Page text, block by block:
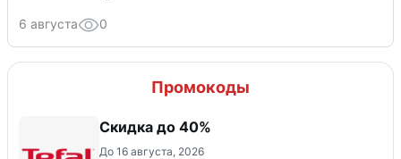
6 августа 0
Промокоды
Скидка до 40%
До 16 августа, 2026